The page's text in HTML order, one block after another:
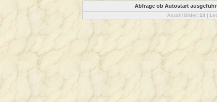
Abfrage ob Autostart
Anzahl Bilder: 14|